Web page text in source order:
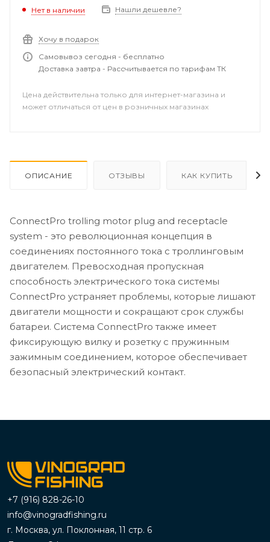
розетку с пружинным зажимным соединением,
контакт.
Нет в наличии Нашли дешевле?
Хочу в подарок
Самовывоз сегодня - бесплатно
Доставка завтра - Рассчитывается по тарифам ТК
Цена действительна только для интернет-магазина и
может отличаться от цен в розничных магазинах
ОПИСАНИЕ ОТЗЫВЫ КАК КУПИТЬ
ConnectPro trolling motor plug and receptacle
system - это революционная концепция в
соединениях постоянного тока с троллинговым
двигателем. Превосходная пропускная
способность электрического тока системы
ConnectPro устраняет проблемы, которые лишают
двигатели мощности и сокращают срок службы
батареи. Система ConnectPro также имеет
фиксирующую вилку и розетку с пружинным
зажимным соединением, которое обеспечивает
безопасный электрический контакт.
+7 (916) 828-26-10
info@vinogradfishing.ru
г. Москва, ул. Поклонная, 11 стр. 6